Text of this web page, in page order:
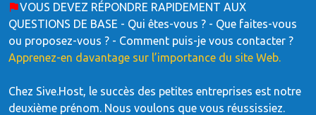
VOUS DEVEZ RÉPONDRE RAPIDEMENT AUX
QUESTIONS DE BASE - Qui êtes-vous ? - Que faites-vous
ou proposez-vous ? - Comment puis-je vous contacter ?
Apprenez-en davantage sur l’importance du site Web.
Chez Sive.Host, le succès des petites entreprises est notre
deuxième prénom. Nous voulons que vous réussissiez.